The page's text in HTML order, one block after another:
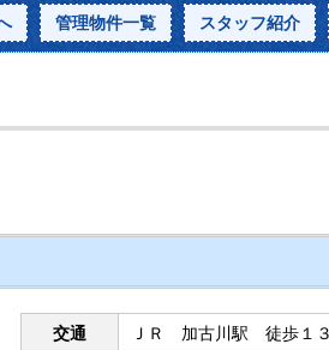
管理物件一覧 スタッフ紹介
交通 ＪＲ 加古川駅 徒歩１